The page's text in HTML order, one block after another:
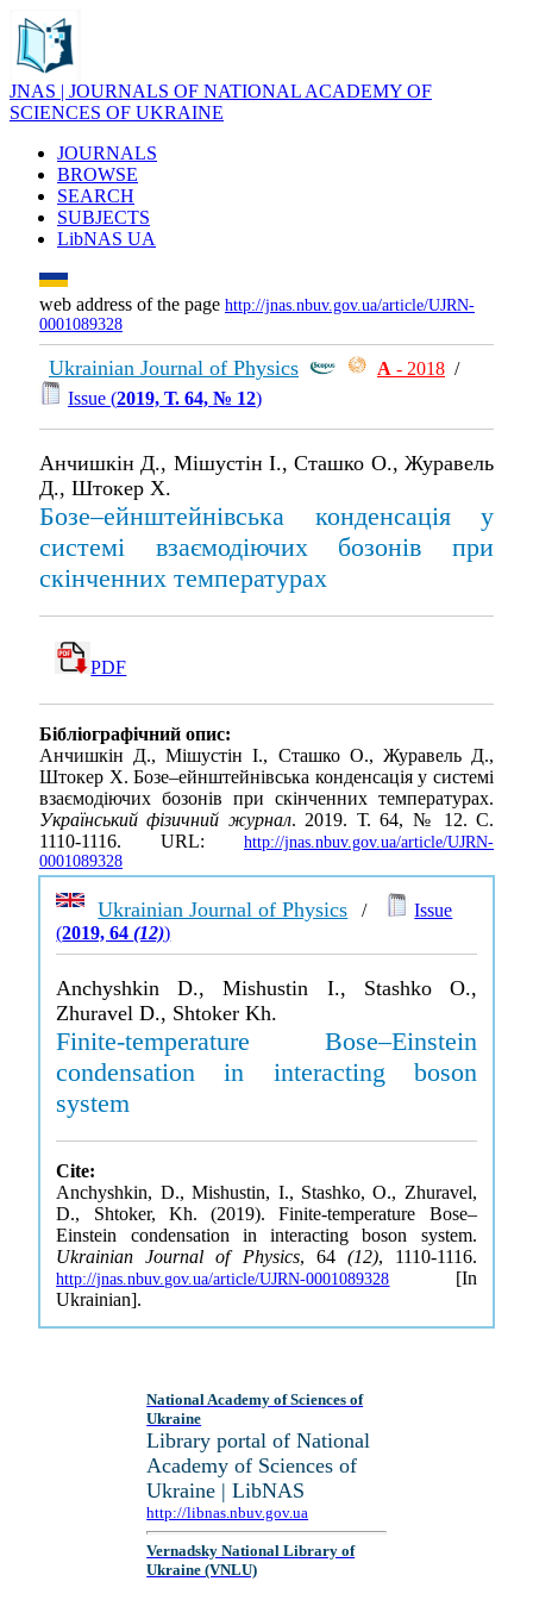
JNAS | JOURNALS OF NATIONAL ACADEMY OF
SCIENCES OF UKRAINE
JOURNALS
BROWSE
SEARCH
SUBJECTS
LibNAS UA
web address of the page http://jnas.nbuv.gov.ua/article/UJRN-
0001089328
Ukrainian Journal of Physics А - 2018 /
Issue (2019, Т. 64, № 12)
Анчишкін Д., Мішустін І., Сташко О., Журавель
Д., Штокер Х.
Бозе–ейнштейнівська конденсація у
системі взаємодіючих бозонів при
скінченних температурах
PDF
Бібліографічний опис:
Анчишкін Д., Мішустін І., Сташко О., Журавель Д.,
Штокер Х. Бозе–ейнштейнівська конденсація у системі
взаємодіючих бозонів при скінченних температурах.
Український фізичний журнал. 2019. Т. 64, № 12. С.
1110-1116. URL: http://jnas.nbuv.gov.ua/article/UJRN-
0001089328
Ukrainian Journal of Physics /
Issue
(2019, 64(12))
Anchyshkin D., Mishustin I., Stashko O.,
Zhuravel D., Shtoker Kh.
Finite-temperature Bose–Einstein
condensation in interacting boson
system
Cite:
Anchyshkin, D., Mishustin, I., Stashko, O., Zhuravel,
D., Shtoker, Kh. (2019). Finite-temperature Bose–
Einstein condensation in interacting boson system.
Ukrainian Journal of Physics, 64 (12), 1110-1116.
http://jnas.nbuv.gov.ua/article/UJRN-0001089328 [In
Ukrainian].
National Academy of Sciences of
Ukraine
Library portal of National
Academy of Sciences of
Ukraine | LibNAS
http://libnas.nbuv.gov.ua
Vernadsky National Library of
Ukraine (VNLU)